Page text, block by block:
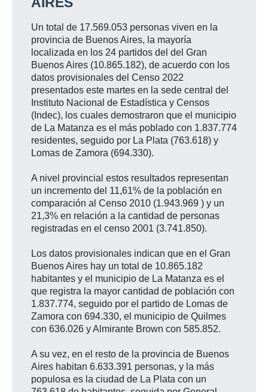
Un total de 17.569.053 personas viven en la
provincia de Buenos Aires, la mayoría
localizada en los 24 partidos del del Gran
Buenos Aires (10.865.182), de acuerdo con los
datos provisionales del Censo 2022
presentados este martes en la sede central del
Instituto Nacional de Estadística y Censos
(Indec), los cuales demostraron que el municipio
de La Matanza es el más poblado con 1.837.774
residentes, seguido por La Plata (763.618) y
Lomas de Zamora (694.330).
A nivel provincial estos resultados representan
un incremento del 11,61% de la población en
comparación al Censo 2010 (1.943.969 ) y un
21,3% en relación a la cantidad de personas
registradas en el censo 2001 (3.741.850).
Los datos provisionales indican que en el Gran
Buenos Aires hay un total de 10.865.182
habitantes y el municipio de La Matanza es el
que registra la mayor cantidad de población con
1.837.774, seguido por el partido de Lomas de
Zamora con 694.330, el municipio de Quilmes
con 636.026 y Almirante Brown con 585.852.
A su vez, en el resto de la provincia de Buenos
Aires habitan 6.633.391 personas, y la más
populosa es la ciudad de La Plata con un